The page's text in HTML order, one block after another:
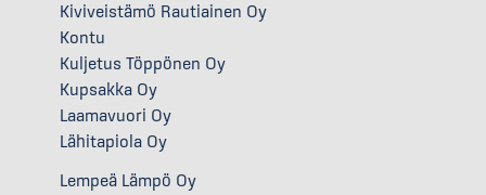
Kiviveistämö Rautiainen Oy
Kontu
Kuljetus Töppönen Oy
Kupsakka Oy
Laamavuori Oy
Lähitapiola Oy
Lempeä Lämpö Oy